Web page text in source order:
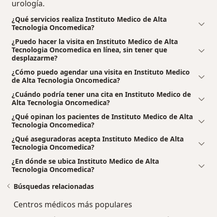
urología.
¿Qué servicios realiza Instituto Medico de Alta
Tecnologia Oncomedica?
¿Puedo hacer la visita en Instituto Medico de Alta
Tecnologia Oncomedica en línea, sin tener que
desplazarme?
¿Cómo puedo agendar una visita en Instituto Medico
de Alta Tecnologia Oncomedica?
¿Cuándo podría tener una cita en Instituto Medico de
Alta Tecnologia Oncomedica?
¿Qué opinan los pacientes de Instituto Medico de Alta
Tecnologia Oncomedica?
¿Qué aseguradoras acepta Instituto Medico de Alta
Tecnologia Oncomedica?
¿En dónde se ubica Instituto Medico de Alta
Tecnologia Oncomedica?
Búsquedas relacionadas
Centros médicos más populares